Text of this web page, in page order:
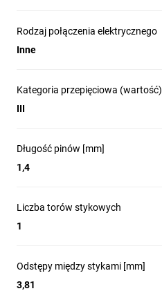
Rodzaj połączenia elektrycznego
Inne
Kategoria przepięciowa (wartość)
III
Długość pinów [mm]
1,4
Liczba torów stykowych
1
Odstępy między stykami [mm]
3,81